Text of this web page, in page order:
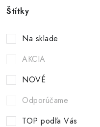
Štítky
Na sklade
AKCIA
NOVÉ
Odporúčame
TOP podľa Vás